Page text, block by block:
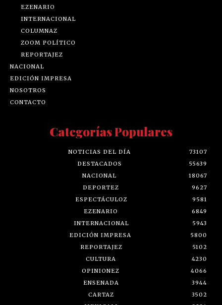
EZENARIO
INTERNACIONAL
COLUMNAZ
ZOOM POLÍTICO
REPORTAJEZ
NACIONAL
EDICIÓN IMPRESA
NOSOTROS
CONTACTO
Categorías Populares
NOTICIAS DEL DÍA
73107
DESTACADOS
55639
NACIONAL
18067
DEPORTEZ
9627
ESPECTÁCULOZ
9581
EZENARIO
6849
INTERNACIONAL
5943
EDICIÓN IMPRESA
5800
REPORTAJEZ
5102
CULTURA
4230
OPINIONEZ
4066
ENSENADA
3944
CARTAZ
3502